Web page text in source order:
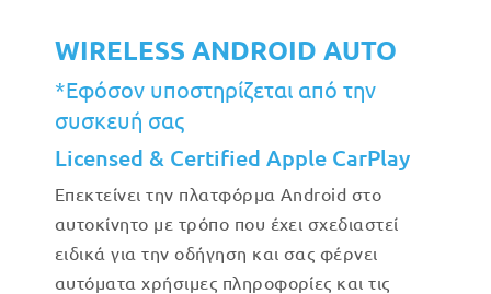
WIRELESS ANDROID AUTO
*Εφόσον υποστηρίζεται από την
συσκευή σας
Licensed & Certified Apple CarPlay
Επεκτείνει την πλατφόρμα Android στο
αυτοκίνητο με τρόπο που έχει σχεδιαστεί
ειδικά για την οδήγηση και σας φέρνει
αυτόματα χρήσιμες πληροφορίες και τις